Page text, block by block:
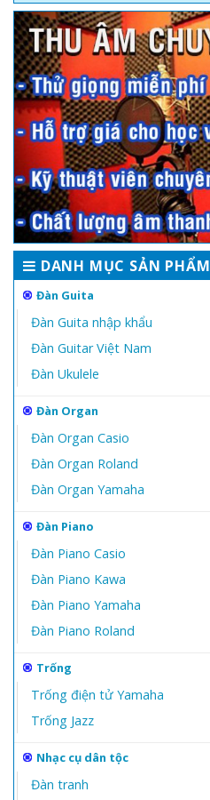
DANH MỤC SẢN PHẨM
Đàn Guita
Đàn Guita nhập khẩu
Đàn Guitar Việt Nam
Đàn Ukulele
Đàn Organ
Đàn Organ Casio
Đàn Organ Roland
Đàn Organ Yamaha
Đàn Piano
Đàn Piano Casio
Đàn Piano Kawa
Đàn Piano Yamaha
Đàn Piano Roland
Trống
Trống điện tử Yamaha
Trống Jazz
Nhạc cụ dân tộc
Đàn tranh